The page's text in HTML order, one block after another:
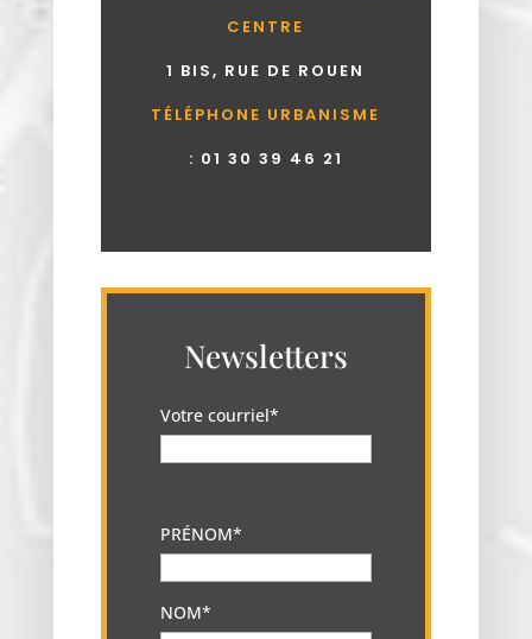
CENTRE
1 BIS, RUE DE ROUEN
TÉLÉPHONE URBANISME
: 01 30 39 46 21
Newsletters
Votre courriel*
PRÉNOM*
NOM*